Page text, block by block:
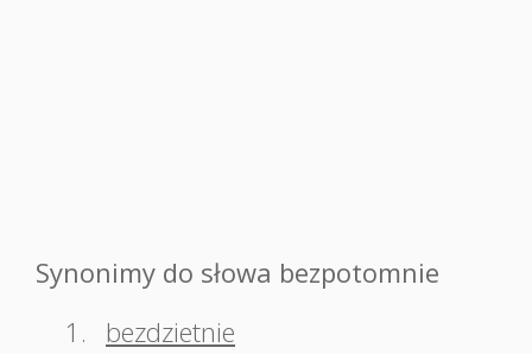
Synonimy do słowa bezpotomnie
1.
bezdzietnie